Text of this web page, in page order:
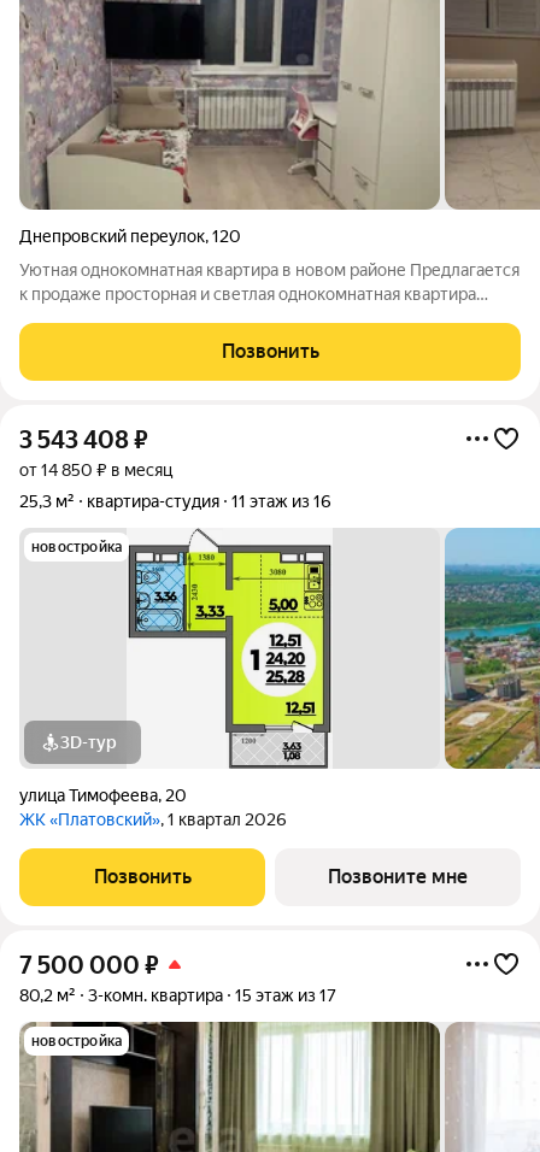
Днепровский переулок,120
Уютная однокомнатная квартира в новом районе Предлагается
к продаже просторная и светлая однокомнатная квартира
дома 2002 года постройки. Высота потолков 2,8 м, кухня 11,7 м,
жилая площадь
Позвонить
3 543 408₽
от 14 850 ₽ в месяц
25,3 м²
квартира-студия 11 этаж из 16
новостройка
3D-тур
улица Тимофеева, 20
ЖК «Платовский», 1 квартал 2026
Позвонить Позвоните мне
7 500 000 ₽
80,2 м² 3-комн. квартира 15 этаж из 17
новостройка